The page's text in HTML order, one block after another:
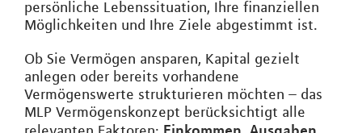
persönliche Lebenssituation, Ihre finanziellen
Möglichkeiten und Ihre Ziele abgestimmt ist.
Ob Sie Vermögen ansparen, Kapital gezielt
anlegen oder bereits vorhandene
Vermögenswerte strukturieren möchten – das
MLP Vermögenskonzept berücksichtigt alle